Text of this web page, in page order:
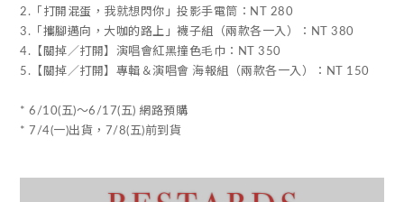
2.「打開混蛋，我就想閃你」投影手電筒：NT 280
3.「攜腳邁向，大咖的路上」襪子組（兩款各一入）：NT 380
4.【關掉／打開】演唱會紅黑撞色毛巾：NT 350
5.【關掉／打開】專輯＆演唱會 海報組（兩款各一入）：NT 150
* 6/10(五)～6/17(五) 網路預購
* 7/4(一)出貨，7/8(五)前到貨